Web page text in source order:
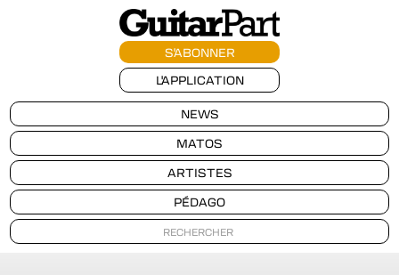
S'ABONNER
L'APPLICATION
NEWS
MATOS
ARTISTES
PÉDAGO